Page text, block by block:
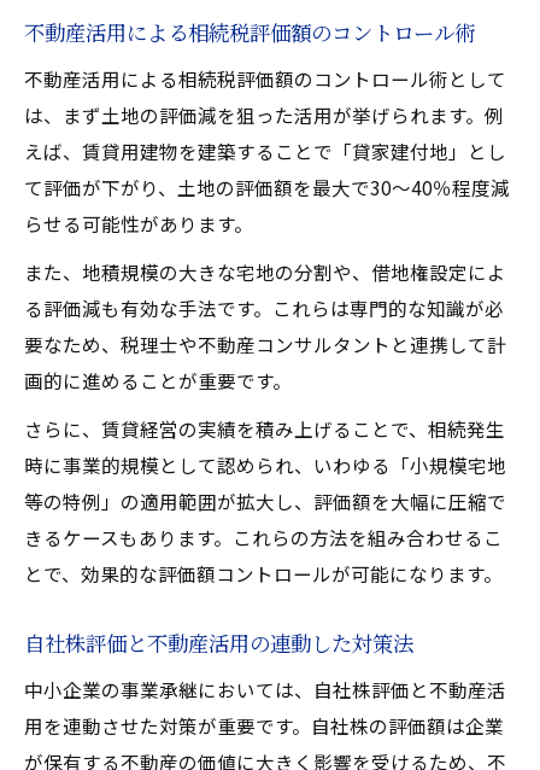
不動産活用による相続税評価額のコントロール術
不動産活用による相続税評価額のコントロール術として
は、まず土地の評価減を狙った活用が挙げられます。例
えば、賃貸用建物を建築することで「貸家建付地」とし
て評価が下がり、土地の評価額を最大で30〜40％程度減
らせる可能性があります。
また、地積規模の大きな宅地の分割や、借地権設定によ
る評価減も有効な手法です。これらは専門的な知識が必
要なため、税理士や不動産コンサルタントと連携して計
画的に進めることが重要です。
さらに、賃貸経営の実績を積み上げることで、相続発生
時に事業的規模として認められ、いわゆる「小規模宅地
等の特例」の適用範囲が拡大し、評価額を大幅に圧縮で
きるケースもあります。これらの方法を組み合わせるこ
とで、効果的な評価額コントロールが可能になります。
自社株評価と不動産活用の連動した対策法
中小企業の事業承継においては、自社株評価と不動産活
用を連動させた対策が重要です。自社株の評価額は企業
が保有する不動産の価値に大きく影響を受けるため、不